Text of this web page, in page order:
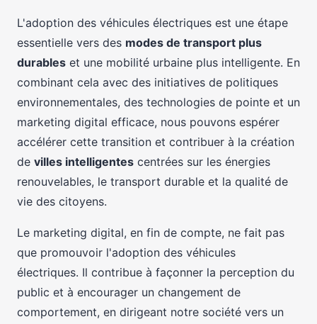
L'adoption des véhicules électriques est une étape
essentielle vers des modes de transport plus
durables et une mobilité urbaine plus intelligente. En
combinant cela avec des initiatives de politiques
environnementales, des technologies de pointe et un
marketing digital efficace, nous pouvons espérer
accélérer cette transition et contribuer à la création
de villes intelligentes centrées sur les énergies
renouvelables, le transport durable et la qualité de
vie des citoyens.
Le marketing digital, en fin de compte, ne fait pas
que promouvoir l'adoption des véhicules
électriques. Il contribue à façonner la perception du
public et à encourager un changement de
comportement, en dirigeant notre société vers un